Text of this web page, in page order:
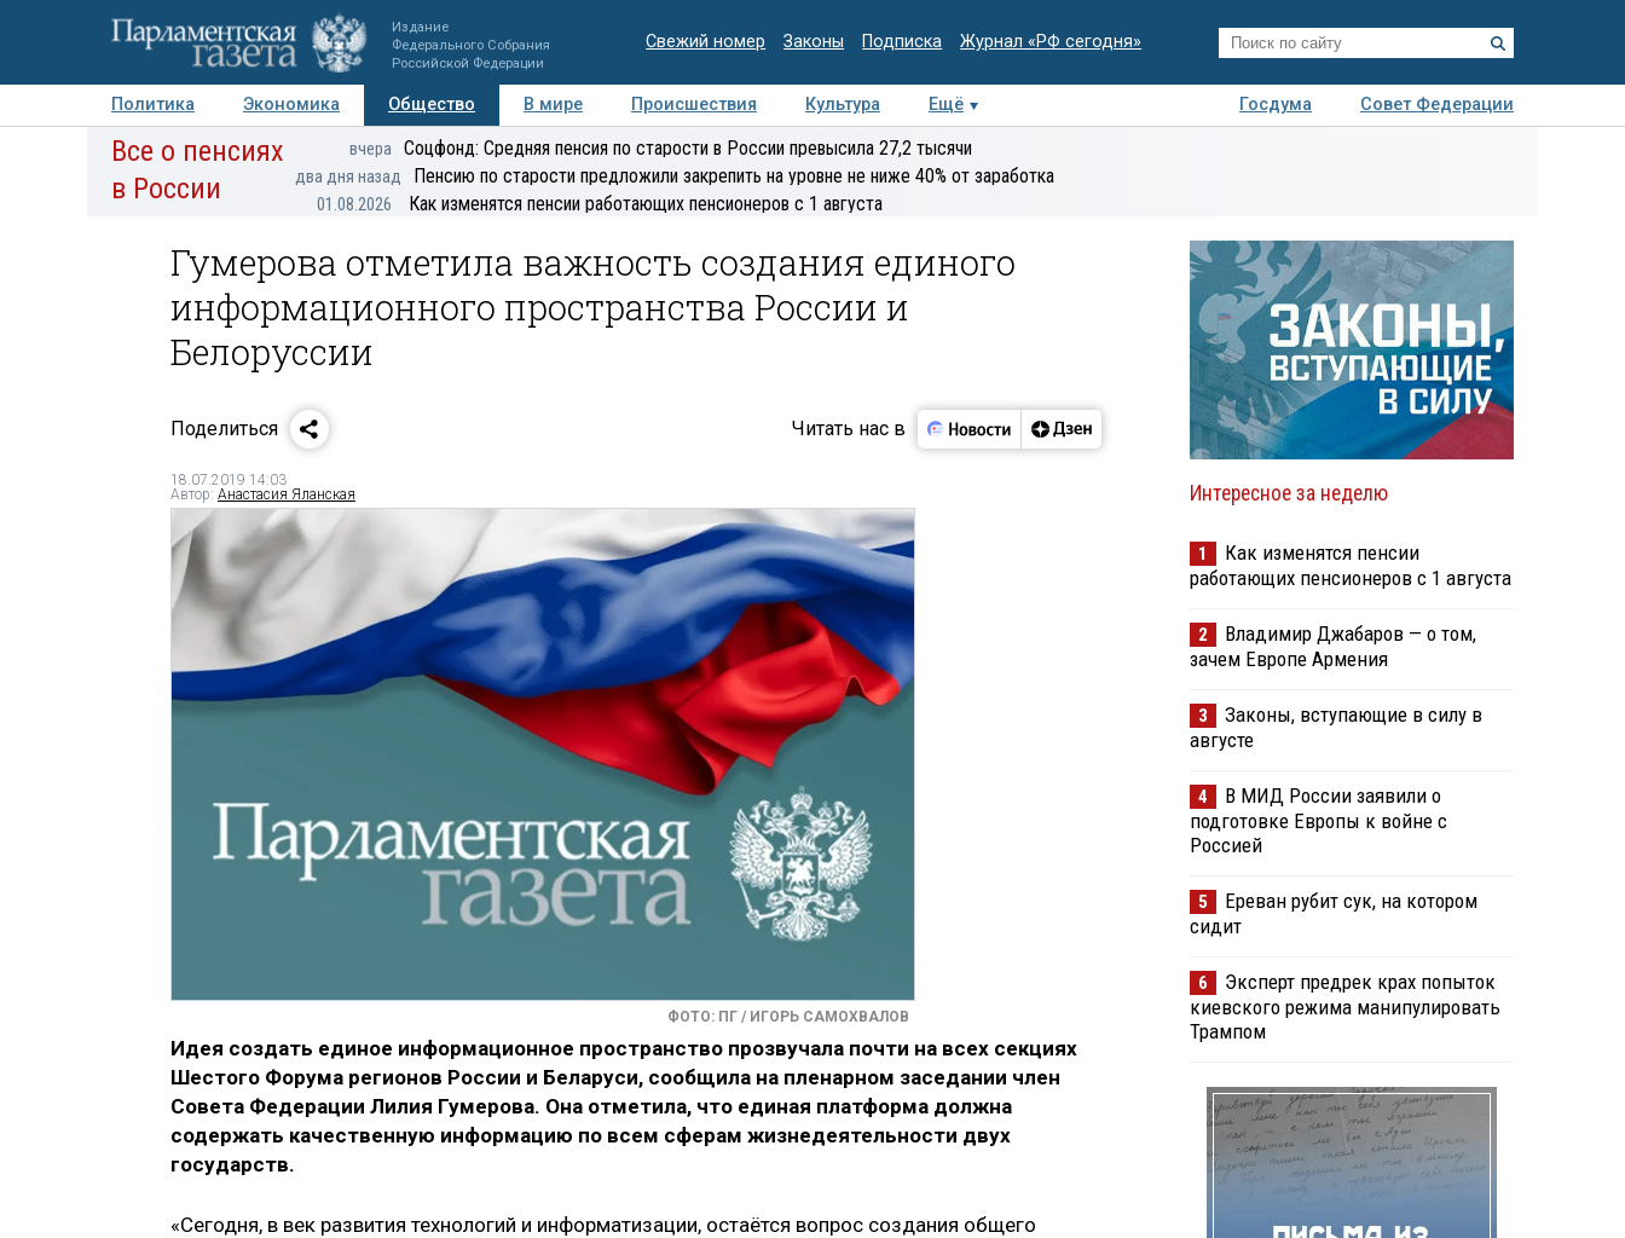
Издание
Федерального Собрания
Российской Федерации
Свежий номер Законы Подписка Журнал «РФ сегодня»
Политика Экономика Общество В мире Происшествия Культура Ещё Госдума
Совет Федерации
Авторы Персоны Мнения Регионы Медиацентр Интервью Колумнисты
экспертиза
Все о пенсиях
в России
вчера Соцфонд: Средняя пенсия по старости в России превысила 27,2 тысячи
два дня назад Пенсию по старости предложили закрепить на уровне не ниже 40% от заработка
01.08.2026 Как изменятся пенсии работающих пенсионеров с 1 августа
Гумерова отметила важность создания единого
информационного пространства России и
Белоруссии
Поделиться Читать нас в
18.07.2019 14:03
Автор: Анастасия Яланская
ФОТО: ПГ / ИГОРЬ САМОХВАЛОВ
Идея создать единое информационное пространство прозвучала почти на всех секциях
Шестого Форума регионов России и Беларуси, сообщила на пленарном заседании член
Совета Федерации Лилия Гумерова. Она отметила, что единая платформа должна
содержать качественную информацию по всем сферам жизнедеятельности двух
государств.
«Сегодня, в век развития технологий и информатизации, остаётся вопрос создания общего
Интересное за неделю
1
Как изменятся пенсии
работающих пенсионеров с 1 августа
2
Владимир Джабаров — о том,
зачем Европе Армения
3
Законы, вступающие в силу в
августе
4
В МИД России заявили о
подготовке Европы к войне с
Россией
5
Ереван рубит сук, на котором
сидит
6
Эксперт предрек крах попыток
киевского режима манипулировать
Трампом